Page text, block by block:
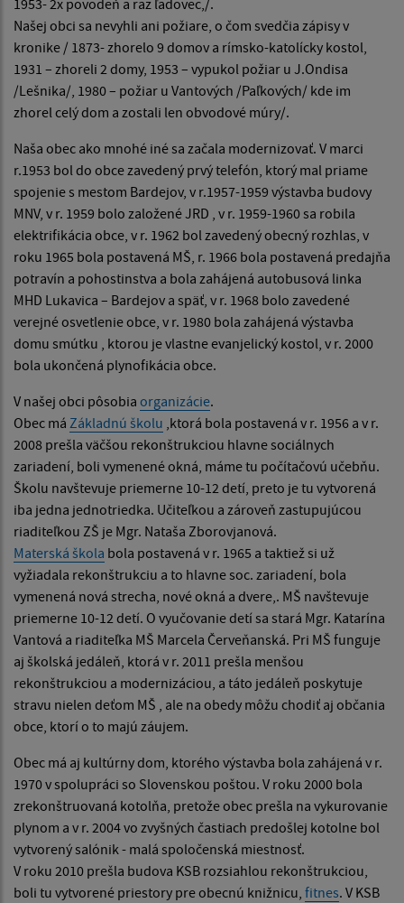
Našej obci sa nevyhli ani požiare, o čom svedčia zápisy v
kronike / 1873- zhorelo 9 domov a rímsko-katolícky kostol,
1931 – zhoreli 2 domy, 1953 – vypukol požiar u J.Ondisa
/Lešnika/, 1980 – požiar u Vantových /Paľkových/ kde im
zhorel celý dom a zostali len obvodové múry/.
Naša obec ako mnohé iné sa začala modernizovať. V marci
r.1953 bol do obce zavedený prvý telefón, ktorý mal priame
spojenie s mestom Bardejov, v r.1957-1959 výstavba budovy
MNV, v r. 1959 bolo založené JRD , v r. 1959-1960 sa robila
elektrifikácia obce, v r. 1962 bol zavedený obecný rozhlas, v
roku 1965 bola postavená MŠ, r. 1966 bola postavená predajňa
potravín a pohostinstva a bola zahájená autobusová linka
MHD Lukavica – Bardejov a späť, v r. 1968 bolo zavedené
verejné osvetlenie obce, v r. 1980 bola zahájená výstavba
domu smútku , ktorou je vlastne evanjelický kostol, v r. 2000
bola ukončená plynofikácia obce.
V našej obci pôsobia organizácie.
Obec má Základnú školu ,ktorá bola postavená v r. 1956 a v r.
2008 prešla väčšou rekonštrukciou hlavne sociálnych
zariadení, boli vymenené okná, máme tu počítačovú učebňu.
Školu navštevuje priemerne 10-12 detí, preto je tu vytvorená
iba jedna jednotriedka. Učiteľkou a zároveň zastupujúcou
riaditeľkou ZŠ je Mgr. Nataša Zborovjanová.
Materská škola bola postavená v r. 1965 a taktiež si už
vyžiadala rekonštrukciu a to hlavne soc. zariadení, bola
vymenená nová strecha, nové okná a dvere,. MŠ navštevuje
priemerne 10-12 detí. O vyučovanie detí sa stará Mgr. Katarína
Vantová a riaditeľka MŠ Marcela Červeňanská. Pri MŠ funguje
aj školská jedáleň, ktorá v r. 2011 prešla menšou
rekonštrukciou a modernizáciou, a táto jedáleň poskytuje
stravu nielen deťom MŠ , ale na obedy môžu chodiť aj občania
obce, ktorí o to majú záujem.
Obec má aj kultúrny dom, ktorého výstavba bola zahájená v r.
1970 v spolupráci so Slovenskou poštou. V roku 2000 bola
zrekonštruovaná kotolňa, pretože obec prešla na vykurovanie
plynom a v r. 2004 vo zvyšných častiach predošlej kotolne bol
vytvorený salónik - malá spoločenská miestnosť.
V roku 2010 prešla budova KSB rozsiahlou rekonštrukciou,
boli tu vytvorené priestory pre obecnú knižnicu, fitnes. V KSB